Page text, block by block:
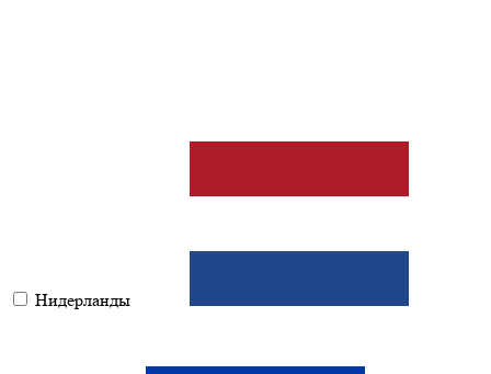
Нидерланды